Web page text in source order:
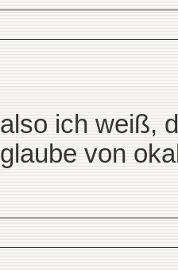
also ich weiß,
glaube von